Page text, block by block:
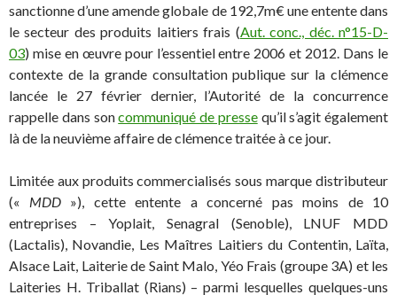
sanctionne d’une amende globale de 192,7m€ une entente dans
le secteur des produits laitiers frais (Aut. conc., déc. n°15-D-
03) mise en œuvre pour l’essentiel entre 2006 et 2012. Dans le
contexte de la grande consultation publique sur la clémence
lancée le 27 février dernier, l’Autorité de la concurrence
rappelle dans soncommuniqué de pressequ’il s’agit également
là de la neuvième affaire de clémence traitée à ce jour.
Limitée aux produits commercialisés sous marque distributeur
(« MDD»), cette entente a concerné pas moins de 10
entreprises – Yoplait, Senagral (Senoble), LNUF MDD
(Lactalis), Novandie, Les Maîtres Laitiers du Contentin, Laïta,
Alsace Lait, Laiterie de Saint Malo, Yéo Frais (groupe 3A) et les
Laiteries H. Triballat (Rians) – parmi lesquelles quelques-uns